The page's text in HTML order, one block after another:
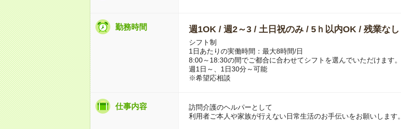
勤務時間 週1OK / 週2～3 / 土日祝のみ / 5ｈ以内OK / 残業なし
シフト制
1日あたりの実働時間：最大8時間/日
8:00～18:30の間でご都合に合わせてシフトを選んでいただけます。
週1日～、1日30分～可能
※希望応相談
仕事内容
訪問介護のヘルパーとして
利用者ご本人や家族が行えない日常生活のお手伝いをお願いします。